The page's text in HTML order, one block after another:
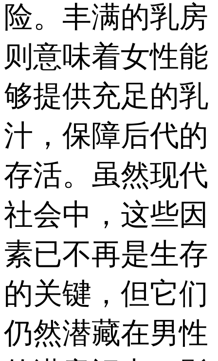
险。丰满的乳房
则意味着女性能
够提供充足的乳
汁，保障后代的
存活。虽然现代
社会中，这些因
素已不再是生存
的关键，但它们
仍然潜藏在男性